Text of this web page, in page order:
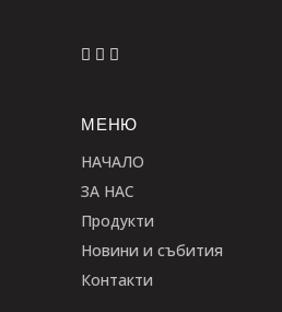
МЕНЮ
НАЧАЛО
ЗА НАС
Продукти
Новини и събития
Контакти